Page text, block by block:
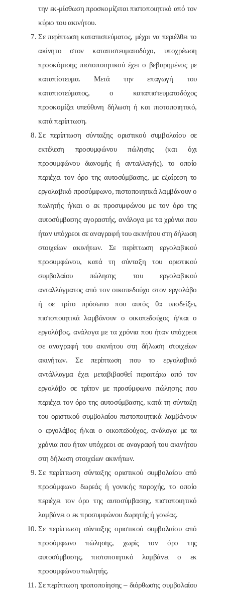
την εκ-μίσθωση προσκομίζεται πιστοποιητικό από τον
κύριο του ακινήτου.
Σε περίπτωση καταπιστεύματος, μέχρι να περιέλθει το
ακίνητο στον καταπιστευματοδόχο, υποχρέωση
προσκόμισης πιστοποιητικού έχει ο βεβαρημένος με
καταπίστευμα. Μετά την επαγωγή του
καταπιστεύματος, ο καταπιστευματοδόχος
προσκομίζει υπεύθυνη δήλωση ή και πιστοποιητικό,
κατά περίπτωση.
Σε περίπτωση σύνταξης οριστικού συμβολαίου σε
εκτέλεση προσυμφώνου πώλησης (και όχι
προσυμφώνου διανομής ή ανταλλαγής), το οποίο
περιέχει τον όρο της αυτοσύμβασης, με εξαίρεση το
εργολαβικό προσύμφωνο, πιστοποιητικά λαμβάνουν ο
πωλητής ή/και ο εκ προσυμφώνου με τον όρο της
αυτοσύμβασης αγοραστής, ανάλογα με τα χρόνια που
ήταν υπόχρεοι σε αναγραφή του ακινήτου στη δήλωση
στοιχείων ακινήτων. Σε περίπτωση εργολαβικού
προσυμφώνου, κατά τη σύνταξη του οριστικού
συμβολαίου πώλησης του εργολαβικού
ανταλλάγματος από τον οικοπεδούχο στον εργολάβο
ή σε τρίτο πρόσωπο που αυτός θα υποδείξει,
πιστοποιητικά λαμβάνουν ο οικοπεδούχος ή/και ο
εργολάβος, ανάλογα με τα χρόνια που ήταν υπόχρεοι
σε αναγραφή του ακινήτου στη δήλωση στοιχείων
ακινήτων. Σε περίπτωση που το εργολαβικό
αντάλλαγμα έχει μεταβιβασθεί περαιτέρω από τον
εργολάβο σε τρίτον με προσύμφωνο πώλησης που
περιέχει τον όρο της αυτοσύμβασης, κατά τη σύνταξη
του οριστικού συμβολαίου πιστοποιητικά λαμβάνουν
ο εργολάβος ή/και ο οικοπεδούχος, ανάλογα με τα
χρόνια που ήταν υπόχρεοι σε αναγραφή του ακινήτου
στη δήλωση στοιχείων ακινήτων.
Σε περίπτωση σύνταξης οριστικού συμβολαίου από
προσύμφωνο δωρεάς ή γονικής παροχής, το οποίο
περιέχει τον όρο της αυτοσύμβασης, πιστοποιητικό
λαμβάνει ο εκ προσυμφώνου δωρητής ή γονέας.
Σε περίπτωση σύνταξης οριστικού συμβολαίου από
προσύμφωνο πώλησης, χωρίς τον όρο της
αυτοσύμβασης, πιστοποιητικό λαμβάνει ο εκ
προσυμφώνου πωλητής.
Σε περίπτωση τροποποίησης – διόρθωσης συμβολαίου